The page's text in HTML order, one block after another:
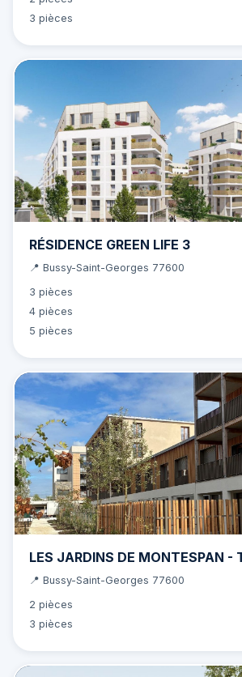
3 pièces
RÉSIDENCE GREEN LIFE 3
📍 Bussy-Saint-Georges 77600
3 pièces
4 pièces
5 pièces
LES JARDINS DE MONTESPAN -
📍 Bussy-Saint-Georges 77600
2 pièces
3 pièces